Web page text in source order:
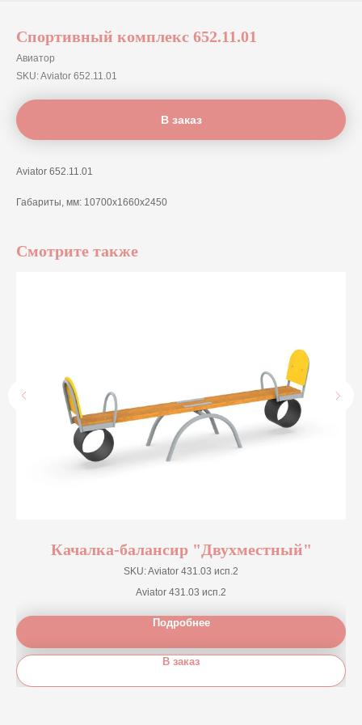
Спортивный комплекс 652.11.01
Авиатор
SKU:Aviator 652.11.01
В заказ
Aviator 652.11.01
Габариты, мм: 10700х1660х2450
Смотрите также
Качалка-балансир "Двухместный"
SKU:Aviator 431.03 исп.2
Aviator 431.03 исп.2
Подробнее
В заказ